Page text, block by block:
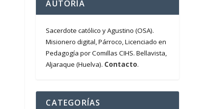
AUTORÍA
Sacerdote católico y Agustino (OSA).
Misionero digital, Párroco, Licenciado en
Pedagogía por Comillas CIHS. Bellavista,
Aljaraque (Huelva). Contacto.
CATEGORÍAS